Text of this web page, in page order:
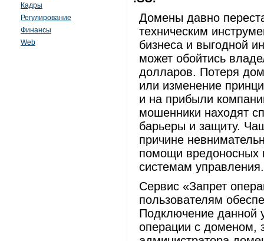
Кадры
Регулирование
Финансы
Web
Домены давно
техническим
бизнеса и выгодной
может обойтись
долларов. Потеря
или изменение
и на прибыли
мошенники находят
барьеры и защиту.
причине
помощи вредоносных
системам управления.
Сервис «Запрет
пользователям
Подключение данной
операции с доменом,